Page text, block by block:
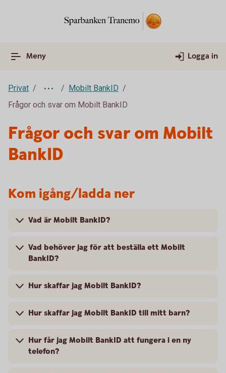
Meny Logga in
Privat
Mobilt BankID
Frågor och svar om Mobilt BankID
Frågor och svar om Mobilt
BankID
Kom igång/ladda ner
Vad är Mobilt BankID?
Vad behöver jag för att beställa ett Mobilt
BankID?
Hur skaffar jag Mobilt BankID?
Hur skaffar jag Mobilt BankID till mitt barn?
Hur får jag Mobilt BankID att fungera i en ny
telefon?